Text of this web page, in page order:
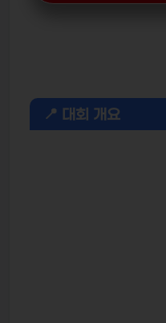
📍 대회 개요